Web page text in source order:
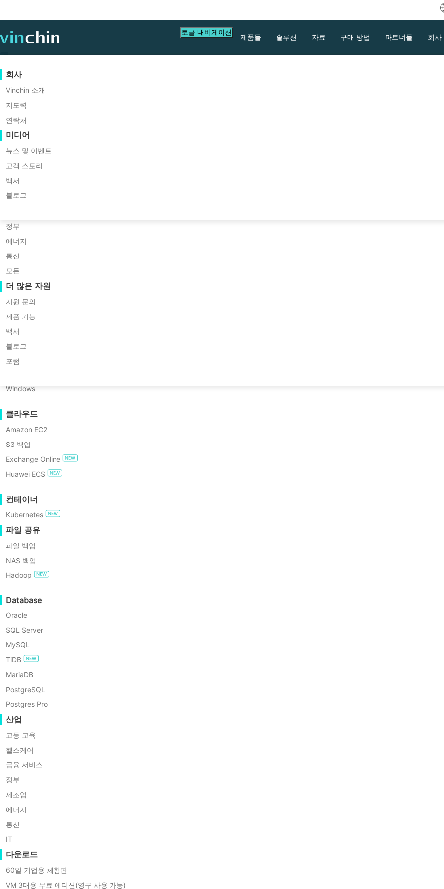
제품들 솔루션 자료 구매 방법 파트너들 회사
데이터 보호
백업 및 복구
실시간 복제
연속 데이터 보호
원격 복사
아카이빙
작업 오케스트레이션
워크로드 이동성
V2V 마이그레이션
P2P 마이그레이션
C2C 마이그레이션
C2V 마이그레이션
P2C 마이그레이션
복구 가능성
VM 복구 검증
OS 복구 검증
대규모 엔드포인트
클라우드로 백업하기
가상
VMware
Hyper-V
Proxmox
XCP-ng
oVirt
H3C CAS/UIS
ZStack
Sangfor HCI
Huawei FusionCompute
Red Hat Virtualization
Oracle OLVM
XenServer/Citrix Hypervisor
KayGrid
InCloud Sphere
Arcfra
FusionOne Compute
NexaVM
물리 서버
Windows
클라우드
Amazon EC2
S3 백업
Exchange Online
Huawei ECS
컨테이너
Kubernetes
파일 공유
파일 백업
NAS 백업
Hadoop
Database
Oracle
SQL Server
MySQL
TiDB
MariaDB
PostgreSQL
Postgres Pro
산업
고등 교육
헬스케어
금융 서비스
정부
제조업
에너지
통신
IT
다운로드
60일 기업용 체험판
VM 3대용 무료 에디션(영구 사용 가능)
지원 리소스
지식 베이스
비디오 수첩
도움말 센터
라이브 이벤트
웨비나
라이브 데모
고객 스토리
IT 서비스
정부
에너지
통신
모든
더 많은 자원
지원 문의
제품 기능
백서
블로그
포럼
구입 안내
구매 방법 배우기
라이선스 정책
FAQs
연락처
견적 신청
협력 파트너가 되세요
파트너 프로그램
협력 파트너가 되세요
파트너 찾기
현지 파트너 찾기
이미 파트너인가요?
파트너 포털 로그인
회사
Vinchin 소개
지도력
연락처
미디어
뉴스 및 이벤트
고객 스토리
백서
블로그
토글 내비게이션
폼 간의 IT 워크로드를 원활하게 전환할 수 있도록 합니다. Vinchin Backup & Recovery를 사용하면 15
자동적인
복잡한 IT 인프라를 위한 VM 백업 및
다재다능한
많은 하이퍼바이저 유형과 잘 통합되어 대부분의 플랫폼 복구 시나리오를 충족합니다
중앙화